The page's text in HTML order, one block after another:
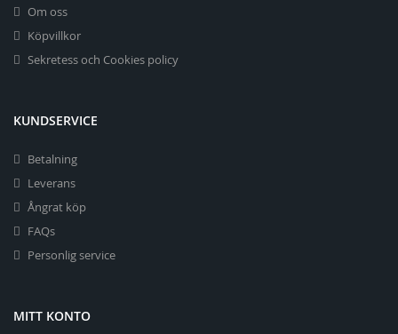
Om oss
Köpvillkor
Sekretess och Cookies policy
KUNDSERVICE
Betalning
Leverans
Ångrat köp
FAQs
Personlig service
MITT KONTO